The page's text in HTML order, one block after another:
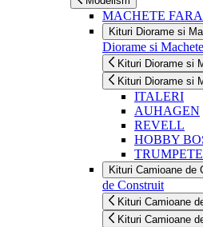
MACHETE
Kituri Diorame si
Diorame si
Kituri Diorame si
Kituri Diorame si
ITALERI
AUHAGEN
REVELL
HOBBY
Kituri Camioane de
de Construit
Kituri Camioane
Kituri Camioane